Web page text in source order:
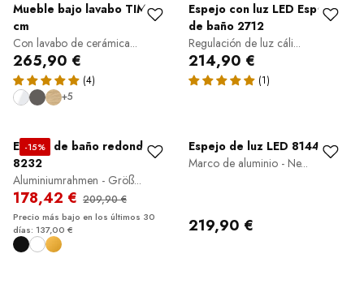
Mueble bajo lavabo TIM 40
cm
Con lavabo de cerámica...
265,90 €
+5
Espejo con luz LED Espejo
de baño 2712
Regulación de luz cáli...
214,90 €
-15%
Espejo de baño redondo
8232
Aluminiumrahmen - Größ...
178,42 € 209,90 €
Precio más bajo en los últimos 30
días: 137,00 €
Espejo de luz LED 8144-2.0
Marco de aluminio - Ne...
219,90 €